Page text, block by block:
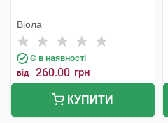
Віола
Є в наявності
від 260.00 грн
КУПИТИ